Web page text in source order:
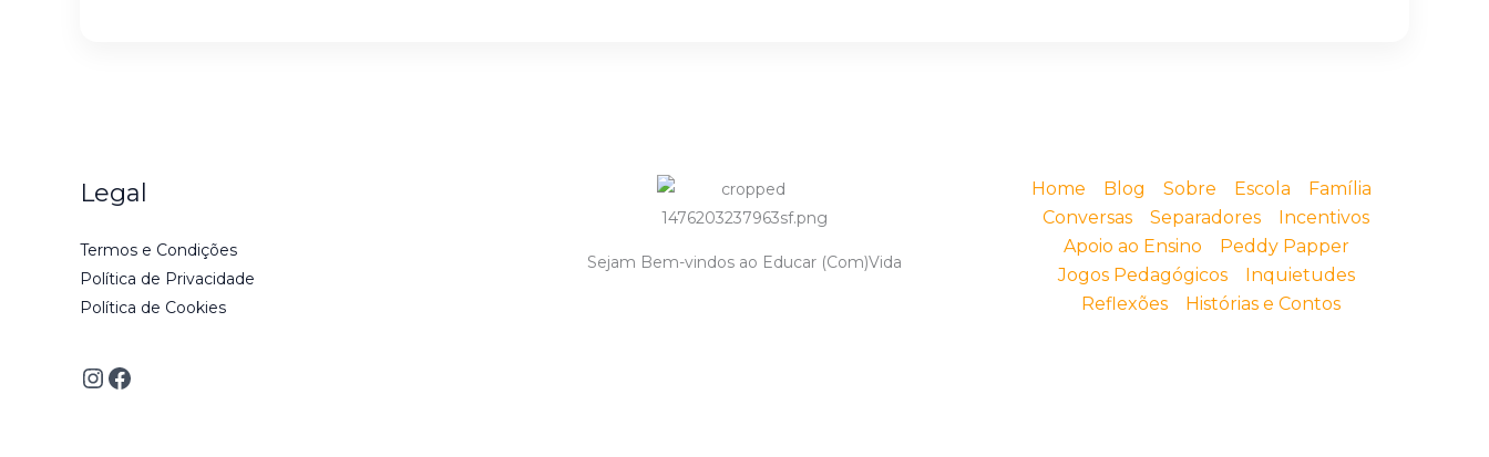
Legal
Termos e Condições
Política de Privacidade
Política de Cookies
Sejam Bem-vindos ao Educar (Com)Vida
Home Blog Sobre Escola
Família
Conversas
Separadores
Incentivos
Apoio ao Ensino
Peddy Papper
Jogos Pedagógicos
Inquietudes
Reflexões
Histórias e Contos